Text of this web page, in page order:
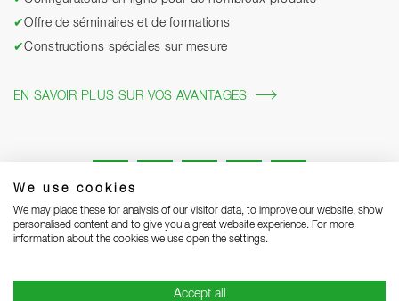
We use cookies
We may place these for analysis of our visitor data, to improve our website, show
personalised content and to give you a great website experience. For more
information about the cookies we use open the settings.
Accept all
✔Offre de séminaires et de formations
✔Constructions spéciales sur mesure
EN SAVOIR PLUS SUR VOS AVANTAGES
Mentions légales Protection des données Grounding Page